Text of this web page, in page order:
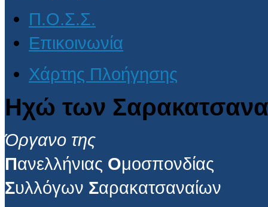
Π.Ο.Σ.Σ.
Επικοινωνία
Χάρτης Πλοήγησης
Ηχώ των
Όργανο της
Πανελλήνιας Ομοσπονδίας
Συλλόγων Σαρακατσαναίων